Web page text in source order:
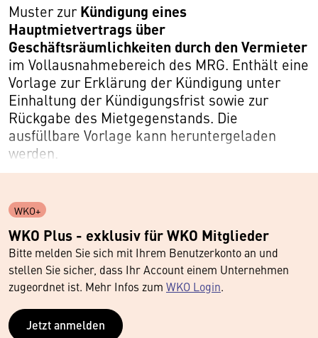
Muster zur Kündigung eines
Hauptmietvertrags über
Geschäftsräumlichkeiten durch den Vermieter
im Vollausnahmebereich des MRG. Enthält eine
Vorlage zur Erklärung der Kündigung unter
Einhaltung der Kündigungsfrist sowie zur
Rückgabe des Mietgegenstands. Die
ausfüllbare Vorlage kann heruntergeladen
werden.
WKO+
WKO Plus - exklusiv für WKO Mitglieder
Bitte melden Sie sich mit Ihrem Benutzerkonto an und
stellen Sie sicher, dass Ihr Account einem Unternehmen
zugeordnet ist. Mehr Infos zum WKO Login.
Jetzt anmelden